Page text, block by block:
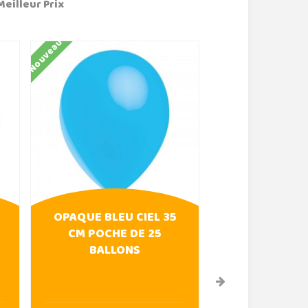
Prix
Nouveau
OPAQUE BLEU CIEL 35
CM POCHE DE 25
BALLONS